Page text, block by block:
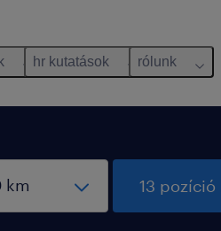
hr kutatások rólunk
13 pozíció